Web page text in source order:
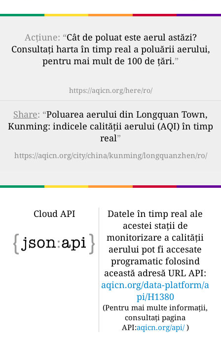
Acțiune: “Cât de poluat este aerul astăzi?
Consultați harta în timp real a poluării aerului,
pentru mai mult de 100 de țări.”
https://aqicn.org/here/ro/
Share: “Poluarea aerului din Longquan Town,
Kunming: indicele calității aerului (AQI) în timp
real”
https://aqicn.org/city/china/kunming/longquanzhen/ro/
Cloud API
Datele în timp real ale
acestei stații de
monitorizare a calității
aerului pot fi accesate
programatic folosind
această adresă URL API:
aqicn.org/data-platform/a
pi/H1380
(Pentru mai multe informații,
consultați pagina
API:aqicn.org/api/ )